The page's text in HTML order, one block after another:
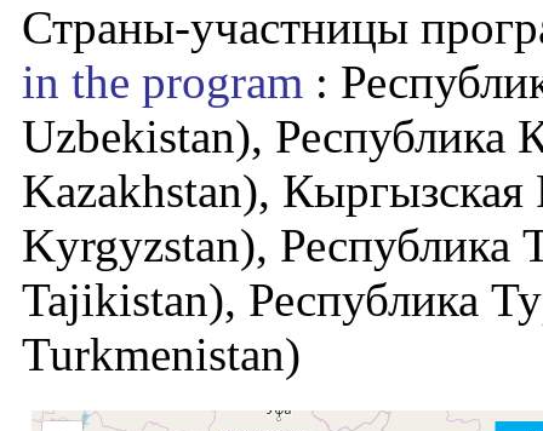
Страны-участницы
in the program :
Uzbekistan), Республика
Kazakhstan),
Kyrgyzstan), Республика
Tajikistan), Республика
Turkmenistan)